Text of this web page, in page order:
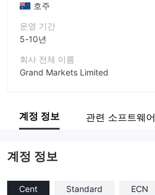
호주
운영 기간
5-10년
회사 전체 이름
Grand Markets Limited
기업 직원
계정 정보 관련 소프트웨어
계정 정보
Cent Standard ECN